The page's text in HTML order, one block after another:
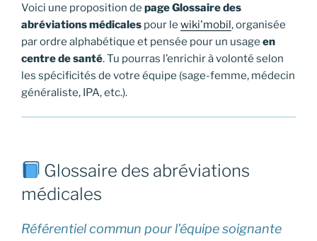
Voici une proposition de page Glossaire des
abréviations médicales pour le wiki'mobil, organisée
par ordre alphabétique et pensée pour un usage en
centre de santé. Tu pourras l’enrichir à volonté selon
les spécificités de votre équipe (sage-femme, médecin
généraliste, IPA, etc.).
Glossaire des abréviations
médicales
Référentiel commun pour l’équipe soignante